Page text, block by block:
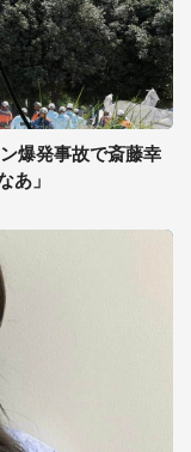
爆発事故で斎藤幸
あ」